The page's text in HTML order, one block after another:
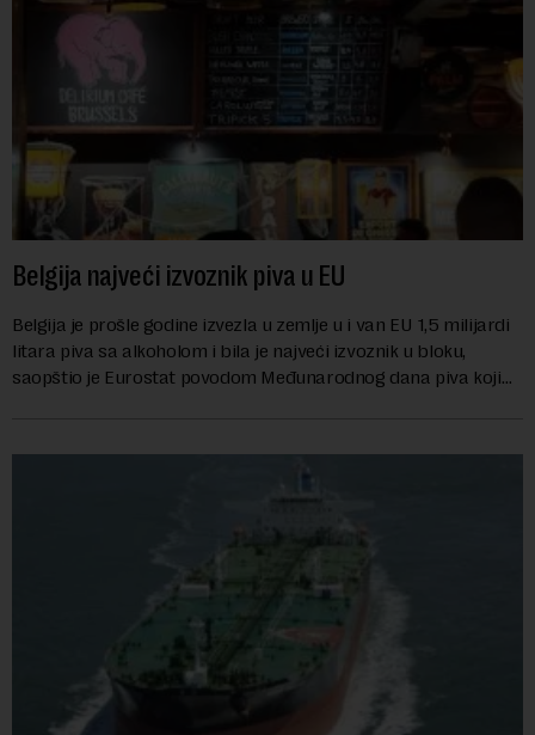
Belgija najveći izvoznik piva u EU
Belgija je prošle godine izvezla u zemlje u i van EU 1,5 milijardi
litara piva sa alkoholom i bila je najveći izvoznik u bloku,
saopštio je Eurostat povodom Međunarodnog dana piva koji